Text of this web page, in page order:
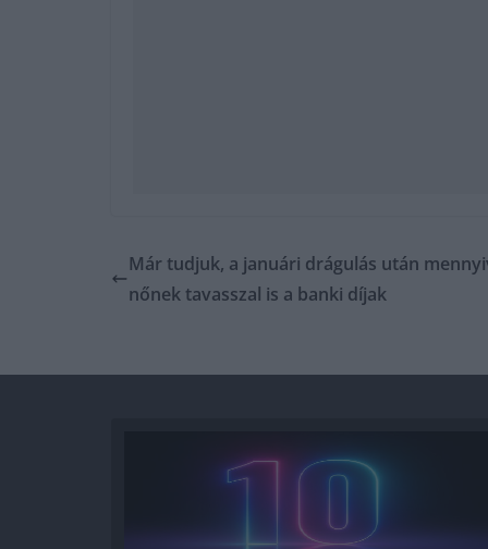
Már tudjuk, a januári drágulás után
nőnek tavasszal is a banki díjak